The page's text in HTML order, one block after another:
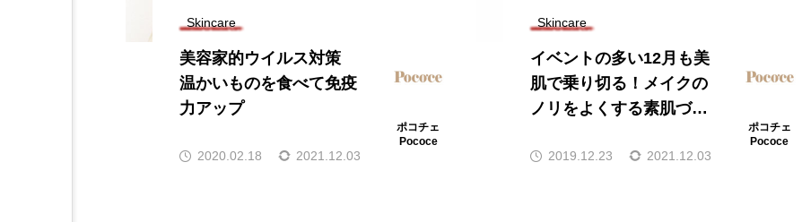
Skincare
美容家的ウイルス対策
温かいものを食べて免疫
力アップ
ポコチェ
Pococe
2020.02.18 2021.12.03
Skincare
イベントの多い12月も美
肌で乗り切る！メイクの
ノリをよくする素肌づく
ポコチェ
Pococe
2019.12.23 2021.12.03